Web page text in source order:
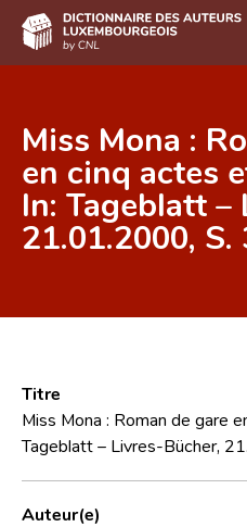
DE FR
Accueil
Auteur(e)s A-Z
Équipe scientifique
Contact
Miss Mona :
en cinq actes
In: Tageblatt
21.01.2000, S.
Titre
Miss Mona : Roman de gare
Tageblatt – Livres-Bücher,
Auteur(e)